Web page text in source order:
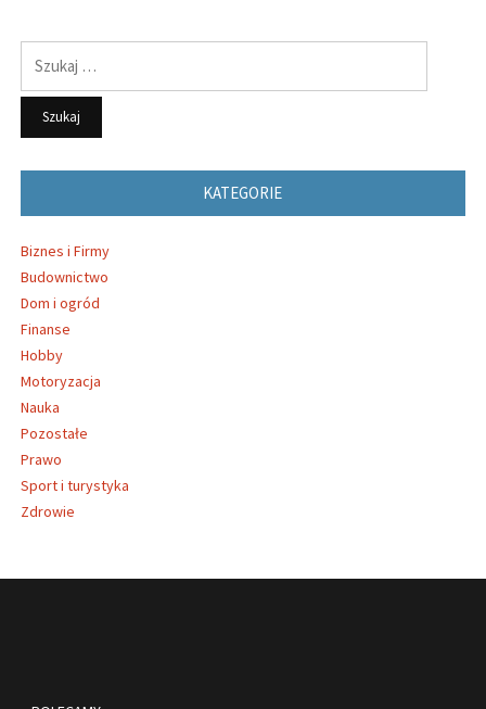
KATEGORIE
Biznes i Firmy
Budownictwo
Dom i ogród
Finanse
Hobby
Motoryzacja
Nauka
Pozostałe
Prawo
Sport i turystyka
Zdrowie